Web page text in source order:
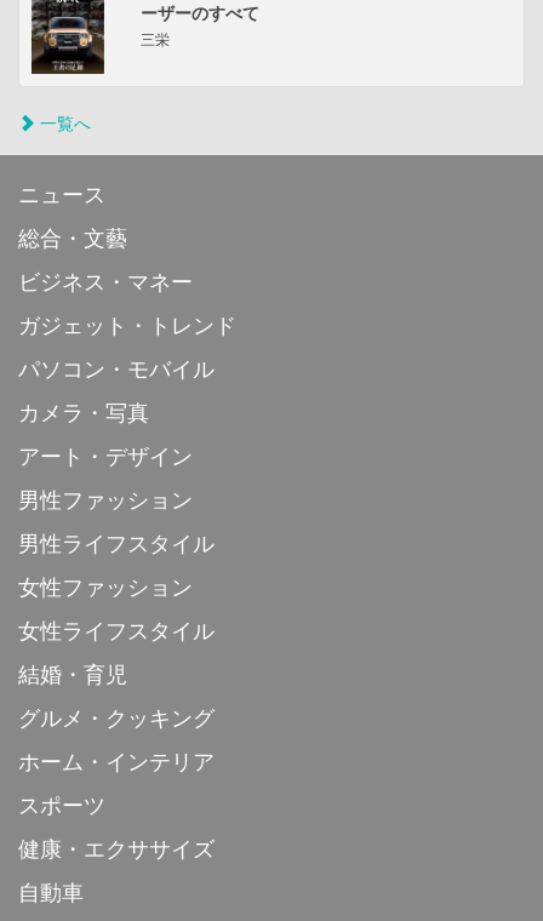
ーザーのすべて
三栄
一覧へ
ニュース
総合・文藝
ビジネス・マネー
ガジェット・トレンド
パソコン・モバイル
カメラ・写真
アート・デザイン
男性ファッション
男性ライフスタイル
女性ファッション
女性ライフスタイル
結婚・育児
グルメ・クッキング
ホーム・インテリア
スポーツ
健康・エクササイズ
自動車